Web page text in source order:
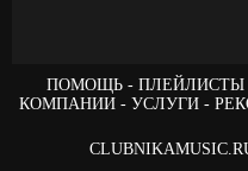
ПОМОЩЬ ПЛЕЙЛИСТЫ
КОМПАНИИ
УСЛУГИ